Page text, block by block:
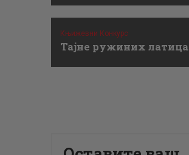
Књижевни Конкурс
Тајне ружиних латица